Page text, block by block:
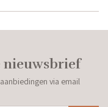
nieuwsbrief
via email